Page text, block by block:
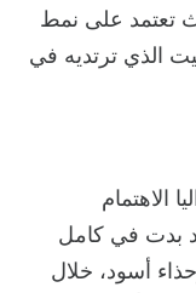
حيث تعتمد على نمط
الذي ترتديه في
الاهتمام
بدت في كامل
أسود، خلال